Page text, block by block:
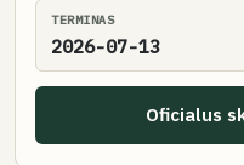
TERMINAS
2026-07-13
Oficialus